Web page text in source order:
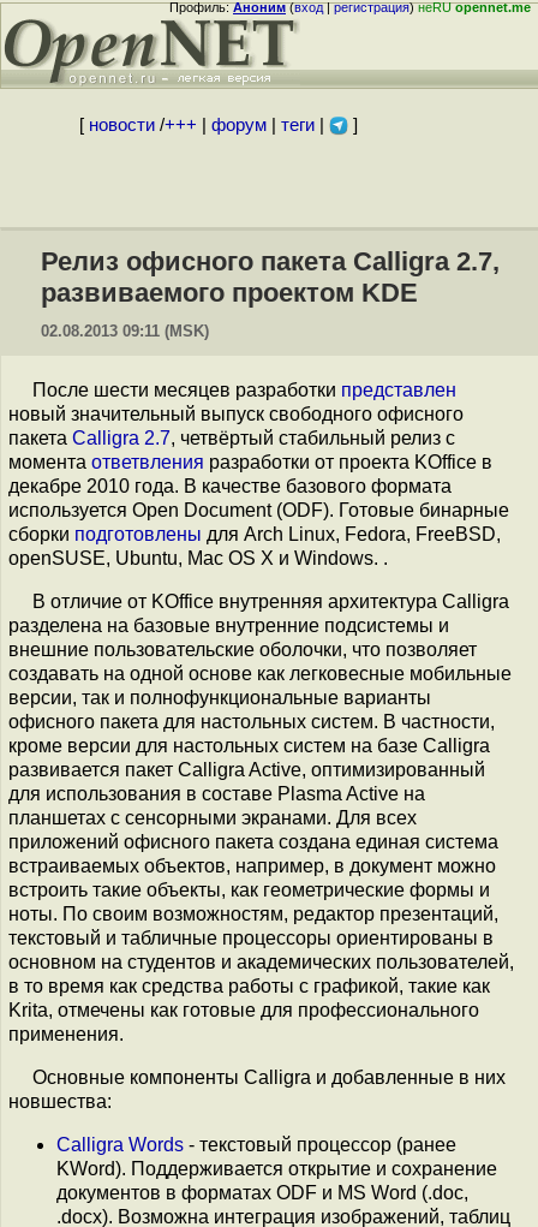
Профиль:Аноним(вход|регистрация)неRUopennet.me
[ новости/+++ форум| теги| ]
Релиз офисного пакета Calligra 2.7,
развиваемого проектом KDE
02.08.2013 09:11 (MSK)
После шести месяцев разработки представлен
новый значительный выпуск свободного офисного
пакета Calligra 2.7, четвёртый стабильный релиз с
момента ответвления разработки от проекта KOffice в
декабре 2010 года. В качестве базового формата
используется Open Document (ODF). Готовые бинарные
сборки подготовлены для Arch Linux, Fedora, FreeBSD,
openSUSE, Ubuntu, Mac OS X и Windows. .
В отличие от KOffice внутренняя архитектура Calligra
разделена на базовые внутренние подсистемы и
внешние пользовательские оболочки, что позволяет
создавать на одной основе как легковесные мобильные
версии, так и полнофункциональные варианты
офисного пакета для настольных систем. В частности,
кроме версии для настольных систем на базе Calligra
развивается пакет Calligra Active, оптимизированный
для использования в составе Plasma Active на
планшетах с сенсорными экранами. Для всех
приложений офисного пакета создана единая система
встраиваемых объектов, например, в документ можно
встроить такие объекты, как геометрические формы и
ноты. По своим возможностям, редактор презентаций,
текстовый и табличные процессоры ориентированы в
основном на студентов и академических пользователей,
в то время как средства работы с графикой, такие как
Krita, отмечены как готовые для профессионального
применения.
Основные компоненты Calligra и добавленные в них
новшества:
Calligra Words - текстовый процессор (ранее
KWord). Поддерживается открытие и сохранение
документов в форматах ODF и MS Word (.doc,
.docx). Возможна интеграция изображений, таблиц